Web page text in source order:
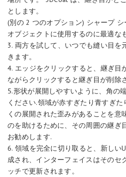
とします。
(別の 2 つのオプション) シャープ
オブジェクトに使用するのに最適な
3. 両方を試して、いつでも縫い目を
きます。
4. エッジをクリックすると、継ぎ目
ながらクリックすると継ぎ目が削除
5.形状が展開しやすいように、角の
ください.領域が赤すぎたり青すぎ
くの展開された歪みがあることを意
のを助けるために、その周囲の継ぎ
お勧めします.
6. 領域を完全に切り取ると、新しい
成され、インターフェイスはそのセ
ッチで更新されます。